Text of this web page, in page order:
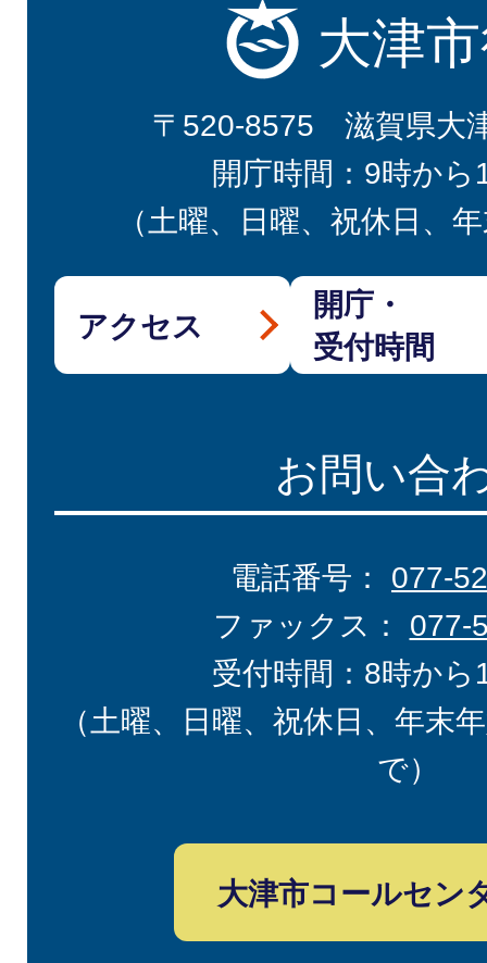
大津
〒520-8575 滋賀県大
開庁時間：9時から
（土曜、日曜、祝休日、
アクセス
開庁・
受付時間
お問い合
電話番号： 077-
ファックス： 077-
受付時間：8時から
（土曜、日曜、祝休日、年末
で）
大津市コールセン